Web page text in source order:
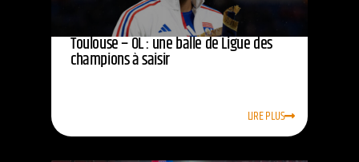
Toulouse – OL : une balle de Ligue des
champions à saisir
LIRE PLUS